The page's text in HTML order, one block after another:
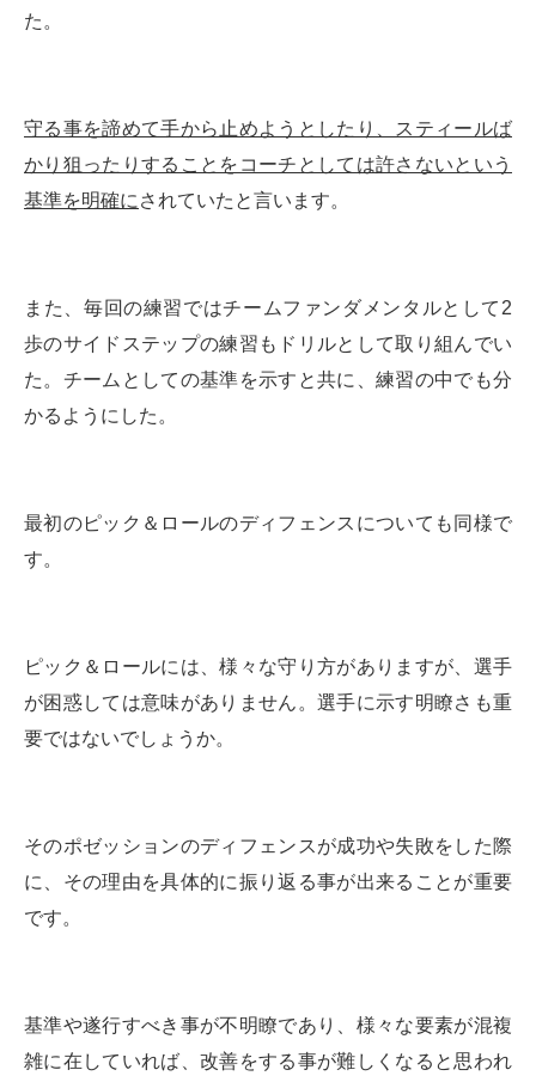
た。
守る事を諦めて手から止めようとしたり、スティールば
かり狙ったりすることをコーチとしては許さないという
基準を明確に されていたと言います。
また、毎回の練習ではチームファンダメンタルとして2
歩のサイドステップの練習もドリルとして取り組んでい
た。チームとしての基準を示すと共に、練習の中でも分
かるようにした。
最初のピック＆ロールのディフェンスについても同様で
す。
ピック＆ロールには、様々な守り方がありますが、選手
が困惑しては意味がありません。選手に示す明瞭さも重
要ではないでしょうか。
そのポゼッションのディフェンスが成功や失敗をした際
に、その理由を具体的に振り返る事が出来ることが重要
です。
基準や遂行すべき事が不明瞭であり、様々な要素が混複
雑に在していれば、改善をする事が難しくなると思われ